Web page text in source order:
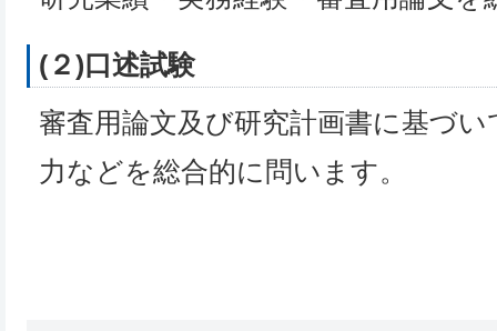
(２)口述試験
審査用論文及び研究計画書に基づ
力などを総合的に問います。